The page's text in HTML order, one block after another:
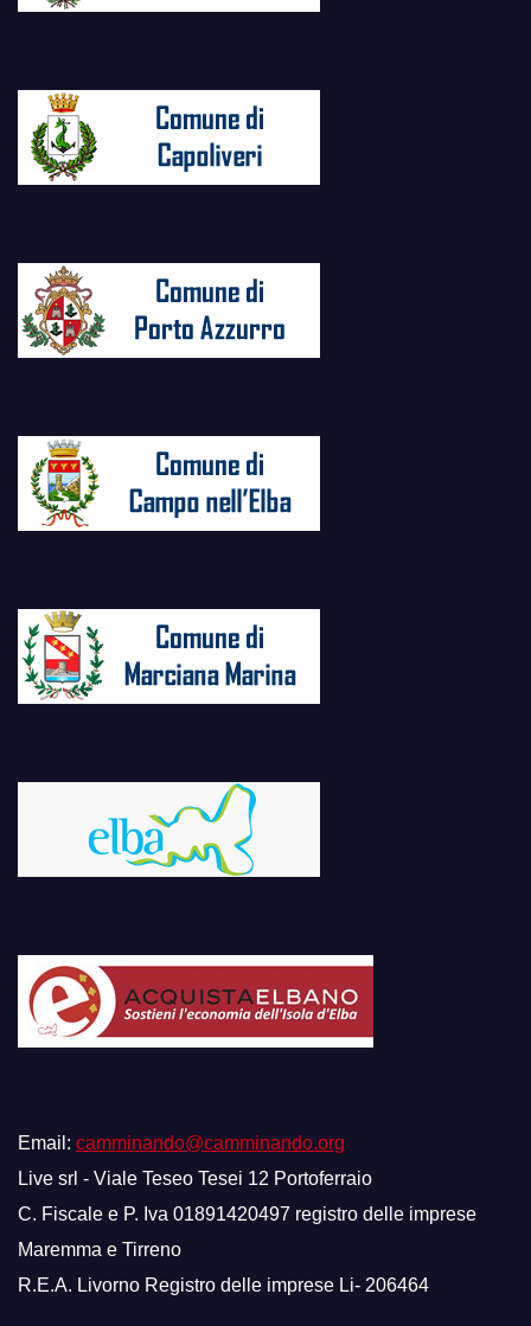
Email: camminando@camminando.org
Live srl - Viale Teseo Tesei 12 Portoferraio
C. Fiscale e P. Iva 01891420497 registro delle imprese
Maremma e Tirreno
R.E.A. Livorno Registro delle imprese Li- 206464